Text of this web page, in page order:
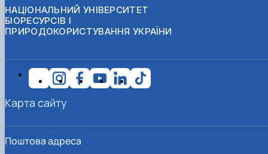
НАЦІОНАЛЬНИЙ УНІВЕРСИТЕТ
БІОРЕСУРСІВ І
ПРИРОДОКОРИСТУВАННЯ УКРАЇНИ
Поштова адреса
Карта сайту